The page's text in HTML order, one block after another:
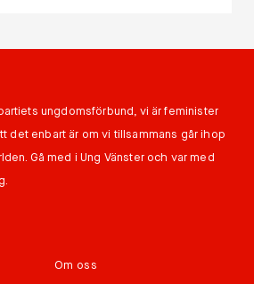
ungdomsförbund, vi är feminister
det enbart är om vi tillsammans går ihop
Gå med i Ung Vänster och var med
Om oss